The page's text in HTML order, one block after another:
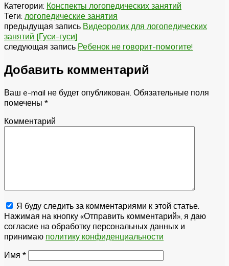
Категории: Конспекты логопедических занятий
Теги: логопедические занятия
предыдущая запись Видеоролик для логопедических
занятий [Гуси-гуси]
следующая запись Ребенок не говорит-помогите!
Добавить комментарий
Ваш e-mail не будет опубликован. Обязательные поля
помечены *
Комментарий
Я буду следить за комментариями к этой статье.
Нажимая на кнопку «Отправить комментарий», я даю
согласие на обработку персональных данных и
принимаю политику конфиденциальности
Имя *